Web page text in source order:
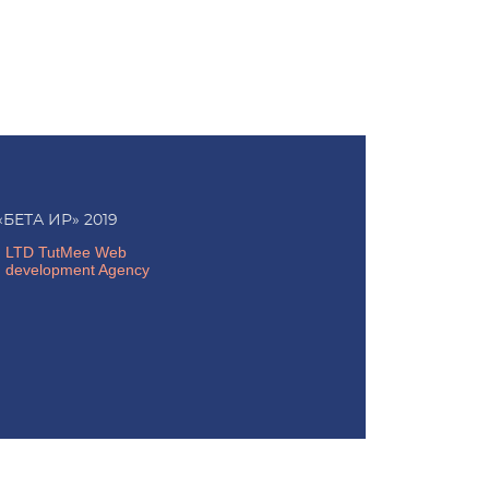
ИР» 2019
LTD TutMee Web
development Agency